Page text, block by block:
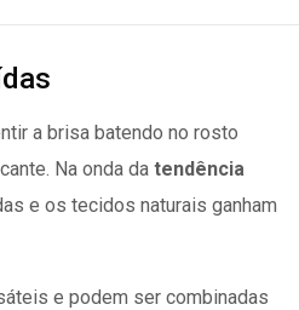
a brisa batendo no rosto
Na onda da tendência
e os tecidos naturais ganham
e podem ser combinadas